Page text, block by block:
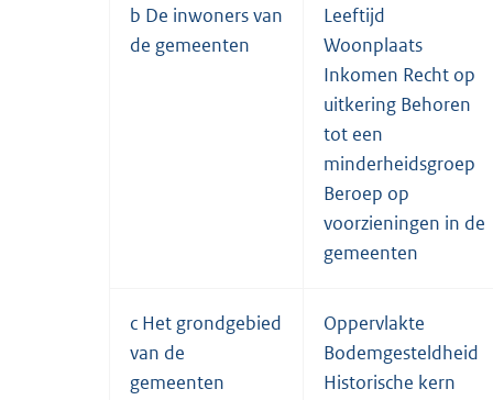
b De inwoners van
de gemeenten
Leeftijd
Woonplaats
Inkomen Recht op
uitkering Behoren
tot een
minderheidsgroep
Beroep op
voorzieningen in de
gemeenten
c Het grondgebied
van de
gemeenten
Oppervlakte
Bodemgesteldheid
Historische kern